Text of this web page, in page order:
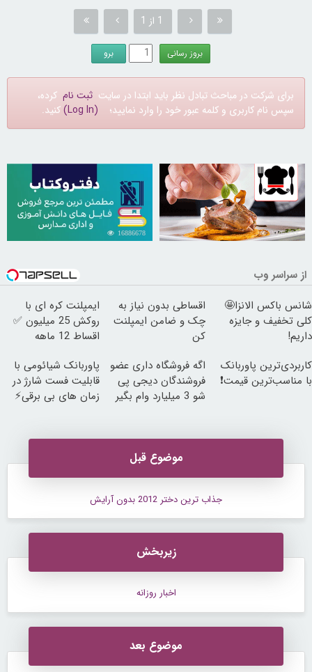
1 از 1
برای شرکت در مباحث تبادل نظر باید ابتدا در سایت ثبت نام کرده،
سپس نام کاربری و کلمه عبور خود را وارد نمایید؛ (Log In) کنید.
30265293
16886678
از سراسر وب
شانس باکس الانزا🤩
کلی تخفیف و جایزه
داریم!
اقساطی بدون نیاز به
چک و ضامن ایمپلنت
کن
ایمپلنت کره ای با
روکش 25 میلیون ✅
اقساط 12 ماهه
کاربردی‌ترین پاوربانک
با مناسب‌ترین قیمت❗
اگه فروشگاه داری عضو
فروشندگان دیجی پی
شو 3 میلیارد وام بگیر
پاوربانک شیائومی با
قابلیت فست شارژ در
زمان های بی برقی⚡
موضوع قبل
جذاب ترین دختر 2012 بدون آرایش
زیربخش
اخبار روزانه
موضوع بعد